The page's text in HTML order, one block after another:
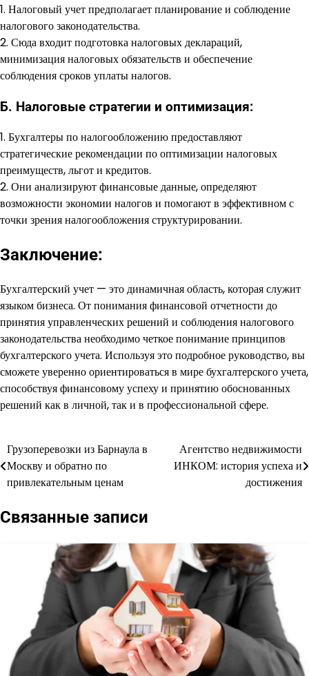
1. Налоговый учет предполагает планирование и соблюдение
налогового законодательства.
2. Сюда входит подготовка налоговых деклараций,
минимизация налоговых обязательств и обеспечение
соблюдения сроков уплаты налогов.
Б. Налоговые стратегии и оптимизация:
1. Бухгалтеры по налогообложению предоставляют
стратегические рекомендации по оптимизации налоговых
преимуществ, льгот и кредитов.
2. Они анализируют финансовые данные, определяют
возможности экономии налогов и помогают в эффективном с
точки зрения налогообложения структурировании.
Заключение:
Бухгалтерский учет — это динамичная область, которая служит
языком бизнеса. От понимания финансовой отчетности до
принятия управленческих решений и соблюдения налогового
законодательства необходимо четкое понимание принципов
бухгалтерского учета. Используя это подробное руководство, вы
сможете уверенно ориентироваться в мире бухгалтерского учета,
способствуя финансовому успеху и принятию обоснованных
решений как в личной, так и в профессиональной сфере.
Навигация
по
Грузоперевозки из Барнаула в
Москву и обратно по
привлекательным ценам
Агентство недвижимости
ИНКОМ: история успеха и
достижения
Связанные записи